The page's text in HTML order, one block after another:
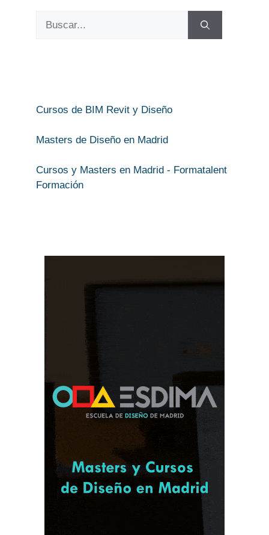
Cursos de BIM Revit y Diseño
Masters de Diseño en Madrid
Cursos y Masters en Madrid - Formatalent
Formación